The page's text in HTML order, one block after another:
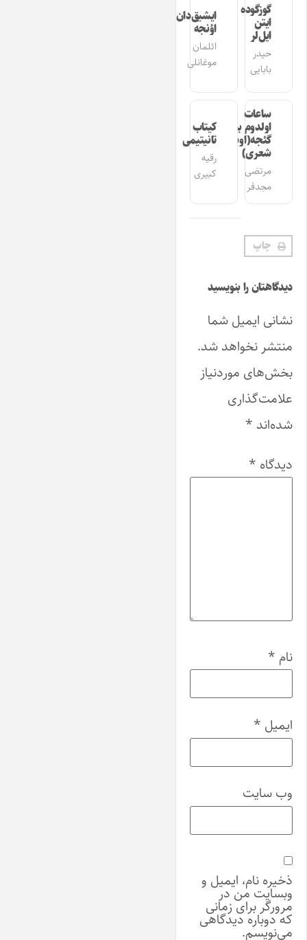
گوزگوده
ایتن
ایل‌لر
حیدر
بابایی
ایشیق‌دان
اؤنجه
ائلمان
موغانلی
ساعات
اولدوم بیر
گئجه(اوشاق
شعری)
مرتضی
مجدفر
کیتاب
تانیتیمی
رقیه
کبیری
چاپ
دیدگاهتان را بنویسید
نشانی ایمیل شما
منتشر نخواهد شد.
بخش‌های موردنیاز
علامت‌گذاری
شده‌اند *
دیدگاه *
نام *
ایمیل *
وب‌ سایت
ذخیره نام، ایمیل و
وبسایت من در
مرورگر برای زمانی
که دوباره دیدگاهی
می‌نویسم.